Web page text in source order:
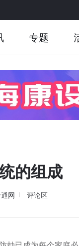
专题
的组成
网 评论区